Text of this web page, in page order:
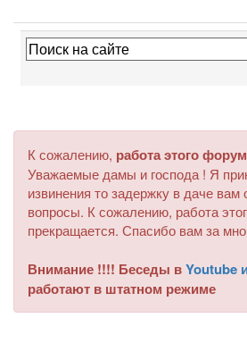
К сожалению, работа этого
Уважаемые дамы и господа ! Я
извинения то задержку в даче вам
вопросы. К сожалению, работа
прекращается. Спасибо вам за
Внимание !!!! Беседы вYoutube
работают в штатном режиме